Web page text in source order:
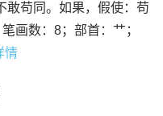
敢苟同。如果，假使：苟
画数：8；部首：艹；
情